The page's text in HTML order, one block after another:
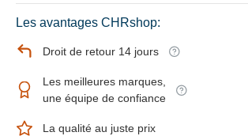
Les avantages CHRshop:
Droit de retour 14 jours
Les meilleures marques,
une équipe de confiance
La qualité au juste prix